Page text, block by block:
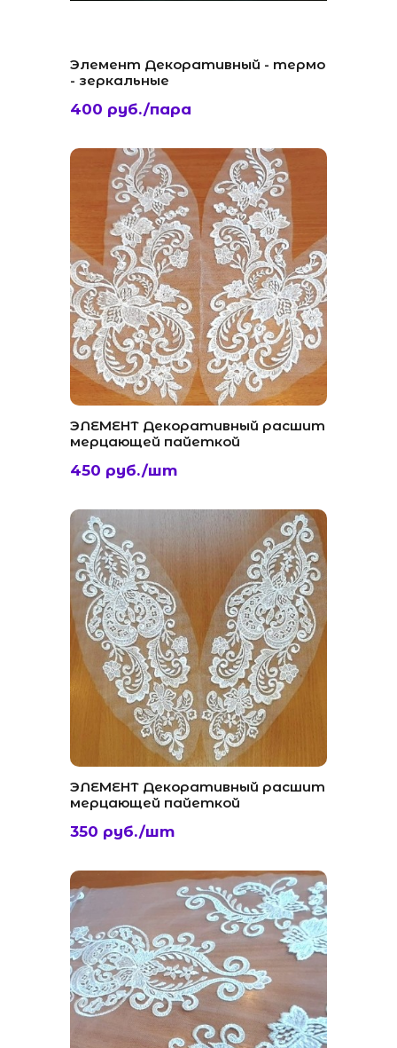
Элемент Декоративный - термо
- зеркальные
400 руб./пара
ЭЛЕМЕНТ Декоративный расшит
мерцающей пайеткой
450 руб./шт
ЭЛЕМЕНТ Декоративный расшит
мерцающей пайеткой
350 руб./шт